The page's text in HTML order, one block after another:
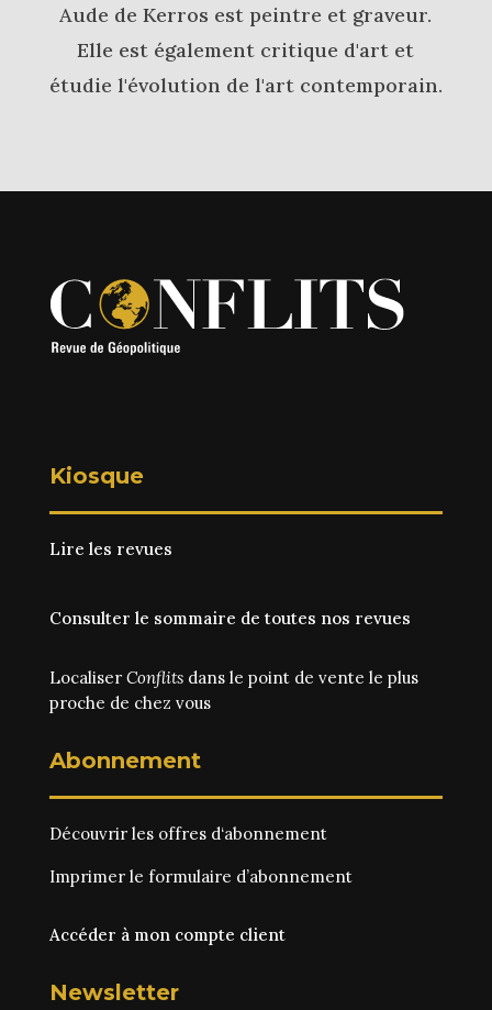
Aude de Kerros est peintre et graveur.
Elle est également critique d'art et
étudie l'évolution de l'art contemporain.
Kiosque
Lire les revues
Consulter le sommaire de toutes nos revues
Localiser Conflitsdans le point de vente le plus
proche de chez vous
Abonnement
Découvrir les offres d‘abonnement
Imprimer le formulaire d’abonnement
Accéder à mon compte client
Newsletter